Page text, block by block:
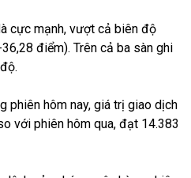
cực mạnh, vượt cả biên độ
điểm). Trên cả ba sàn ghi
phiên hôm nay, giá trị giao dịch
với phiên hôm qua, đạt 14.383